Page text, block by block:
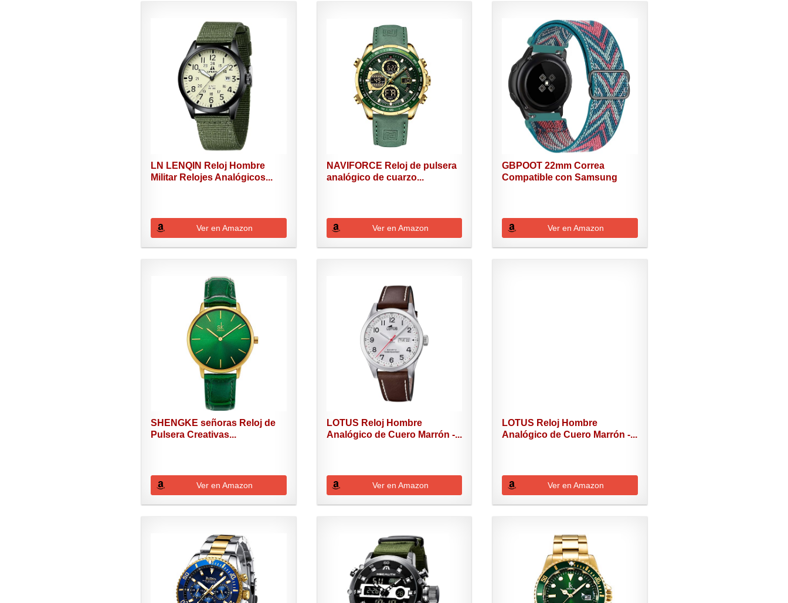
LN LENQIN Reloj Hombre
Militar Relojes Analógicos...
Ver en Amazon
NAVIFORCE Reloj de pulsera
analógico de cuarzo...
Ver en Amazon
GBPOOT 22mm Correa
Compatible con Samsung
Ver en Amazon
SHENGKE señoras Reloj de
Pulsera Creativas...
Ver en Amazon
LOTUS Reloj Hombre
Analógico de Cuero Marrón -...
Ver en Amazon
LOTUS Reloj Hombre
Analógico de Cuero Marrón -...
Ver en Amazon